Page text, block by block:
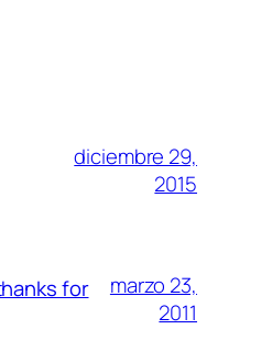
diciembre 29,
2015
for
marzo 23,
2011